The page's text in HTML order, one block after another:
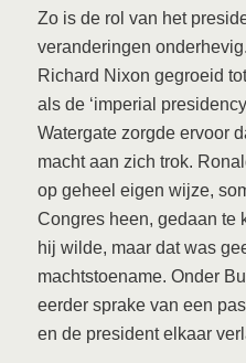
Zo is de rol van het
veranderingen
Richard Nixon gegroeid
als de ‘imperial
Watergate zorgde ervoor
macht aan zich trok.
op geheel eigen wijze,
Congres heen, gedaan te
hij wilde, maar dat was
machtstoename. Onder
eerder sprake van een
en de president elkaar